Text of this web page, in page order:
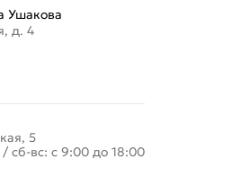
Ушакова
д. 4
5
/ сб-вс: с 9:00 до 18:00